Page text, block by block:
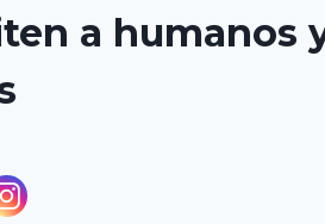
a humanos